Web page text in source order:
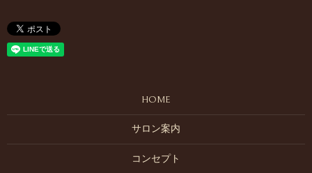
HOME
サロン案内
コンセプト